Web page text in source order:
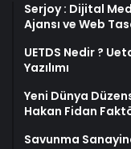
Serjoy : Dijital
Ajansı ve Web
UETDS Nedir ?
Yazılımı
Yeni Dünya
Hakan Fidan
Savunma